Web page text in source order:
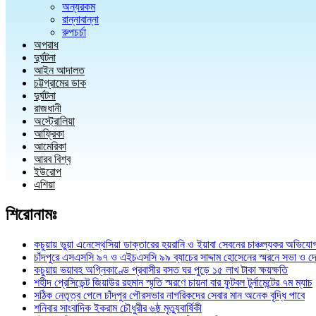
অন্যরকম
রান্নাবান্না
রুপচর্চা
অপরাধ
দুর্ঘটনা
আইন আদালত
চট্টগ্রামের ডাক
দুর্ঘটনা
রাজধানী
অস্ট্রোলিয়া
আফ্রিকা
আমেরিকা
আরব বিশ্ব
ইউরোপ
এশিয়া
শিরোনামঃ
কচুয়ায় ভুয়া এনেস্থেসিয়া ডাক্তারের হয়রানি ও ইয়াবা সেবনের চাঞ্চল্যকর
চাঁদপুরে এসএসসি ৯৭ ও এইচএসসি ৯৯ ব্যাচের সাদ্দাম হোসেনের স্মরনে সভা ও
কচুয়ায় ভয়াবহ অগ্নিকাণ্ডে প্রবাসীর বসত ঘর পুড়ে ১৫ লাখ টাকা ক্ষয়ক্ষতি
শহীদ প্রেসিডেন্ট জিয়াউর রহমান স্মৃতি স্মরণে চায়না বার ফুটবল টুর্নামেন্টের ৭ম ম্যাচ
সঠিক নেতৃত্ব পেলে চাঁদপুর পৌরসভার নাগরিকদের সেবার মান অনেক বৃদ্ধি পাবে
শনিবার সাংবাদিক ইকরাম চৌধুরীর ৬ষ্ঠ মৃত্যুবার্ষিকী